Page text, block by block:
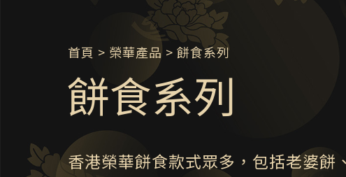
首頁 > 榮華產品 > 餅食系列
餅食系列
香港榮華餅食款式眾多，包括老婆